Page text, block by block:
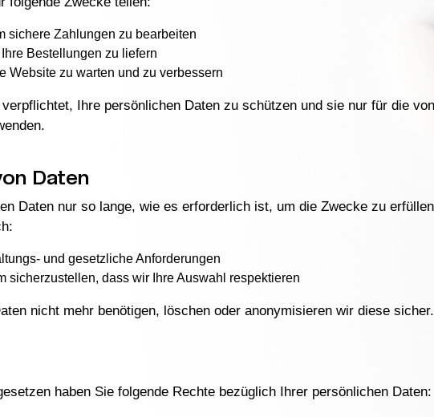
sichere Zahlungen zu bearbeiten
Ihre Bestellungen zu liefern
Website zu warten und zu verbessern
Ihre persönlichen Daten zu schützen und sie nur für die
Daten
Daten nur so lange, wie es erforderlich ist, um die Zwecke zu
und gesetzliche Anforderungen
sicherzustellen, dass wir Ihre Auswahl respektieren
nicht mehr benötigen, löschen oder anonymisieren wir diese sicher.
haben Sie folgende Rechte bezüglich Ihrer persönlichen Daten: